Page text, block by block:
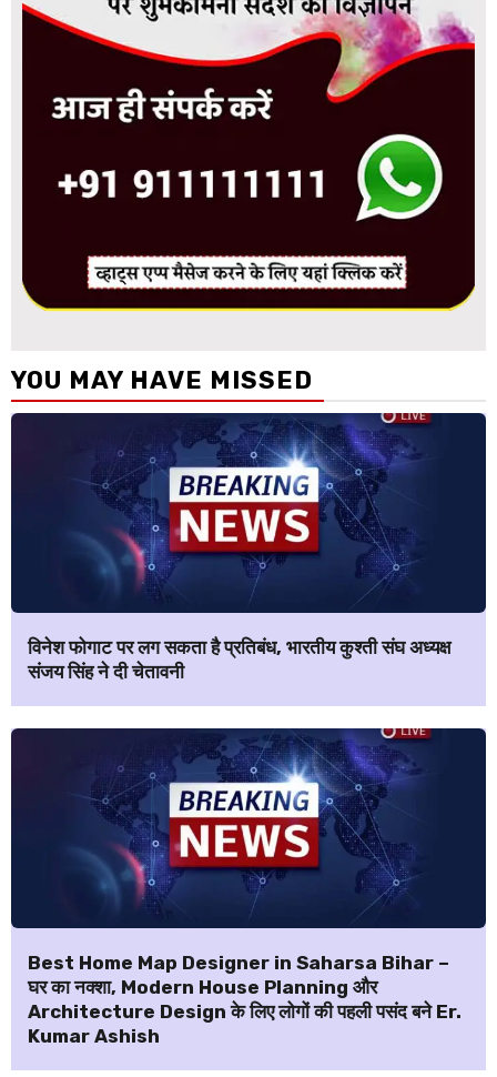
YOU MAY HAVE MISSED
विनेश फोगाट पर लग सकता है प्रतिबंध, भारतीय कुश्ती संघ अध्यक्ष
संजय सिंह ने दी चेतावनी
Best Home Map Designer in Saharsa Bihar –
घर का नक्शा, Modern House Planning और
Architecture Design के लिए लोगों की पहली पसंद बने Er.
Kumar Ashish